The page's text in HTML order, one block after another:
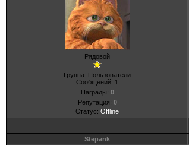
Рядовой
Группа: Пользователи
Сообщений: 1
Награды: 0
Репутация: 0
Статус: Offline
Stepank